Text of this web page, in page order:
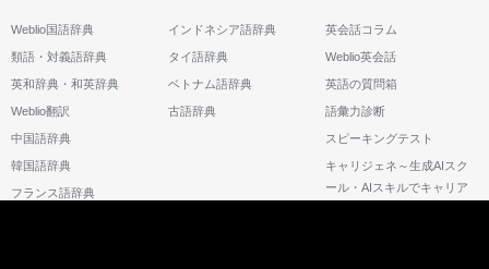
Weblio国語辞典
類語・対義語辞典
英和辞典・和英辞典
Weblio翻訳
中国語辞典
韓国語辞典
フランス語辞典
インドネシア語辞典
タイ語辞典
ベトナム語辞典
古語辞典
英会話コラム
Weblio英会話
英語の質問箱
語彙力診断
スピーキングテスト
キャリジェネ～生成AIスク
ール・AIスキルでキャリア